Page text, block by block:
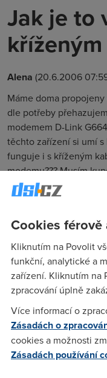
Jak je to
kříženým
Alena (20.6.2006
Máme doma
dle potřeby
modemem D-Link
těchto zařízení si umí
funguje i s kříženým
modemu??? Musím
případně je nechat
Anonym(20.6.2006
Nemusis, dle
budoucna, jedna se o
Anonym (21.6.2006
Některá zařízení si s
kabelu detekovat a
Cookies férově
Kliknutím na Povolit
funkční, analytické a
zařízení. Kliknutím na
zpracování úplně
Více informací o
Zásadách o
cookies a možnosti
Zásadách používání